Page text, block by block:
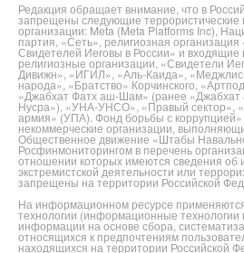
Редакция обращает внимание, что в
запрещены следующие террористические
организации: Meta (Meta Platforms Inc),
партия, «Сеть», религиозная
Свидетелей Иеговы в России» и входящие
религиозные организации, «Свидетели
Дивижн», «ИГИЛ», «Аль-Каида», «Меджлис
народа», «Братство» Корчинского,
«Джабхат Фатх аш-Шам» (ранее «Джабхат
Нусра»), «УНА-УНСО», «Правый сектор»,
армия» (УПА). Фонд борьбы с
некоммерческие организации,
Общественное движение «Штабы
Росфинмониторингом в перечень
отношении которых имеются сведения об
экстремистской деятельности или
запрещены на территории Российской
На информационном ресурсе
технологии (информационные технологии
информации на основе сбора,
относящихся к предпочтениям
находящихся на территории Российской